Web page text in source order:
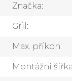
Značka:
Gril :
Max. příkon:
Montážní šířka